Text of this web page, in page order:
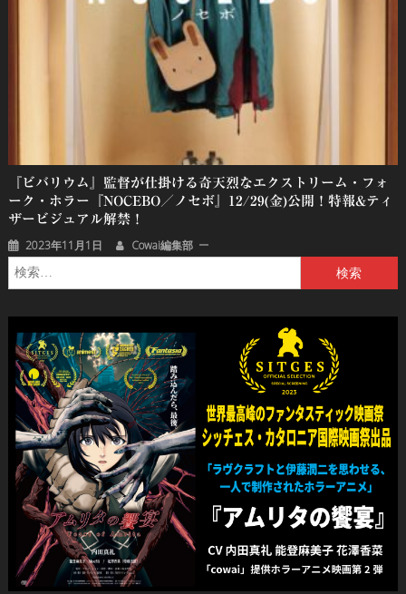
『ビバリウム』監督が仕掛ける奇天烈なエクストリーム・フォ
ーク・ホラー『NOCEBO／ノセボ』12/29(金)公開！特報&ティ
ザービジュアル解禁！
2023年11月1日 Cowai編集部
索: